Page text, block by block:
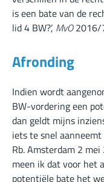
is een bate van de
lid 4 BW?’, MvO2016/
Afronding
Indien wordt
BW-vordering een
dan geldt mijns
iets te snel
Rb. Amsterdam 2 mei
meen ik dat voor het
potentiële bate het